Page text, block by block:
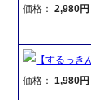
価格：2,980円
【するっ
価格：1,980円